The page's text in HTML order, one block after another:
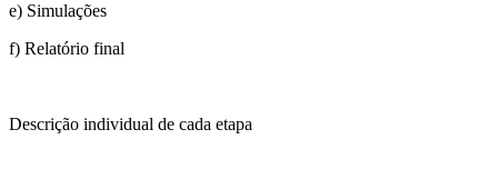
e) Simulações
f) Relatório final
Descrição individual de cada etapa